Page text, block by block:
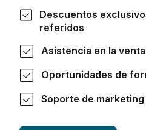
Descuentos
referidos
Asistencia en la
Oportunidades de
Soporte de marketing